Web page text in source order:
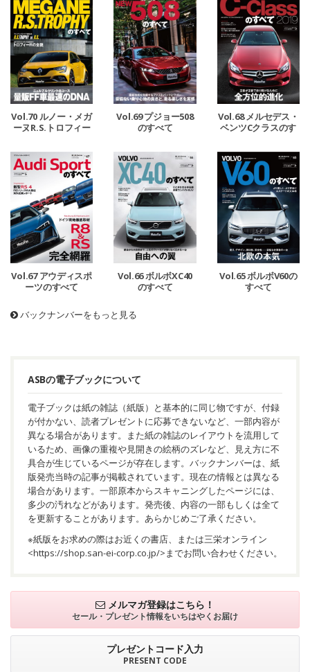
Vol.70 ルノー・メガ
ーヌR.S.トロフィー
Vol.69 プジョー508
のすべて
Vol.68 メルセデス・
ベンツCクラスのす
Vol.67 アウディスポ
ーツのすべて
Vol.66 ボルボXC40
のすべて
Vol.65 ボルボV60の
すべて
バックナンバーをもっと見る
ASBの電子ブックについて
電子ブックは紙の雑誌（紙版）と基本的に同じ物ですが、付録
が付かない、読者プレゼントに応募できないなど、一部内容が
異なる場合があります。また紙の雑誌のレイアウトを流用して
いるため、画像の重複や見開きの絵柄のズレなど、見え方に不
具合が生じているページが存在します。バックナンバーは、紙
版発売当時の記事が掲載されています。現在の情報とは異なる
場合があります。一部原本からスキャニングしたページには、
多少の汚れなどがあります。発売後、内容の一部もしくは全て
を更新することがあります。あらかじめご了承ください。
※紙版をお求めの際はお近くの書店、または三栄オンライン
<https://shop.san-ei-corp.co.jp/>までお問い合わせください。
メルマガ登録はこちら！
セール・プレゼント情報をいちはやくお届け
プレゼントコード入力
PRESENT CODE